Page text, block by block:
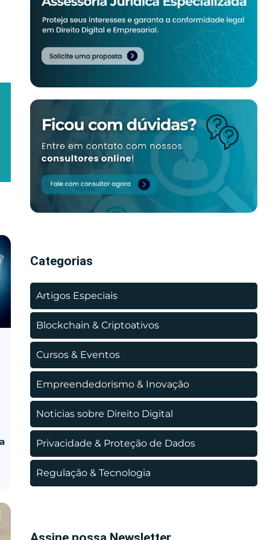
Categorias
Artigos Especiais
Blockchain & Criptoativos
Cursos & Eventos
Empreendedorismo & Inovação
Noticias sobre Direito Digital
Privacidade & Proteção de Dados
Regulação & Tecnologia